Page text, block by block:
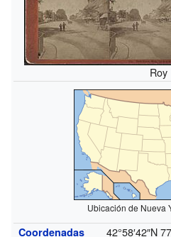
Roy
Ubicación de Nueva
Coordenadas 42°58′42″N